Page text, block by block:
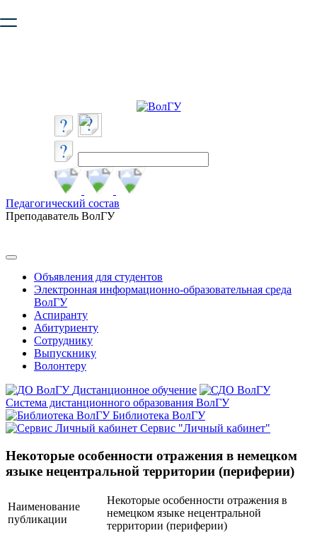
безопасную работу с сайтом. Пожалуйста
Педагогический состав
Преподаватель ВолГУ
Объявления для студентов
Электронная информационно-образовательная среда
ВолГУ
Аспиранту
Абитуриенту
Сотруднику
Выпускнику
Волонтеру
Дистанционное обучение
Система дистанционного образования ВолГУ
Библиотека ВолГУ
Сервис "Личный кабинет"
Некоторые особенности отражения в немецком
языке нецентральной территории (периферии)
Наименование
публикации
Некоторые особенности отражения в
немецком языке нецентральной
территории (периферии)